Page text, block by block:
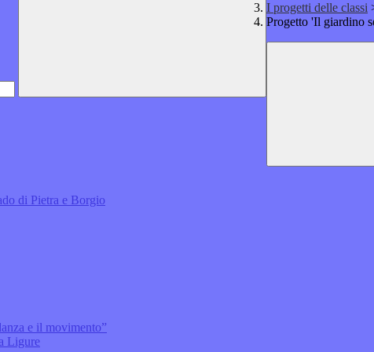
I progetti delle classi
Progetto 'Il giardino
di Pietra e Borgio
e il movimento”
Ligure